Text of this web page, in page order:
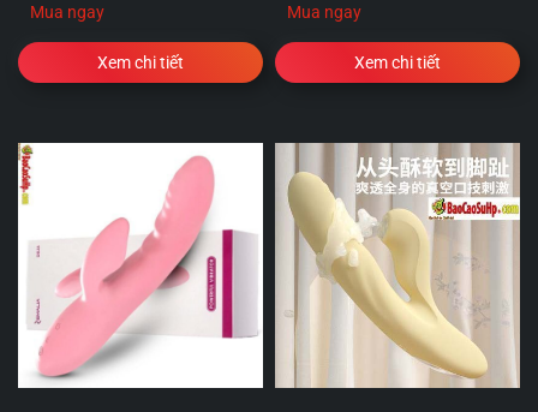
Mua ngay
Xem chi tiết
Mua ngay
Xem chi tiết